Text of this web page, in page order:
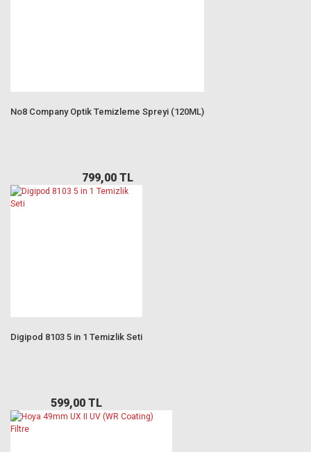
No8 Company Optik Temizleme Spreyi (120ML)
799,00 TL
Digipod 8103 5 in 1 Temizlik Seti
599,00 TL